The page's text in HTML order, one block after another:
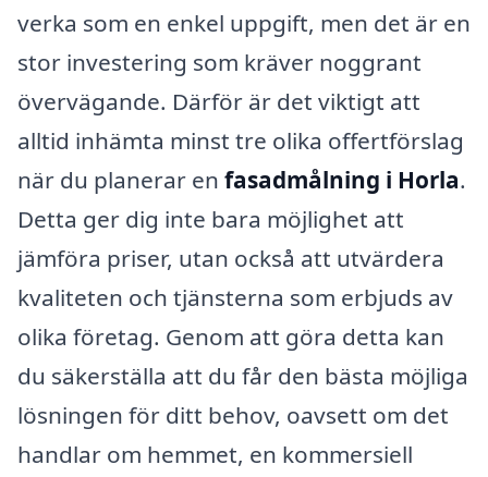
verka som en enkel uppgift, men det är en
stor investering som kräver noggrant
övervägande. Därför är det viktigt att
alltid inhämta minst tre olika offertförslag
när du planerar en fasadmålning i Horla.
Detta ger dig inte bara möjlighet att
jämföra priser, utan också att utvärdera
kvaliteten och tjänsterna som erbjuds av
olika företag. Genom att göra detta kan
du säkerställa att du får den bästa möjliga
lösningen för ditt behov, oavsett om det
handlar om hemmet, en kommersiell